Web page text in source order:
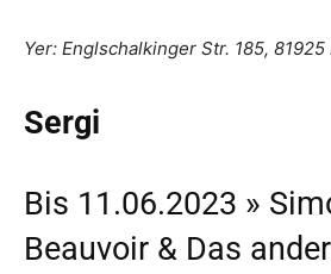
Yer: Englschalkinger Str. 185,
Sergi
Bis 11.06.2023 »
Beauvoir & Das